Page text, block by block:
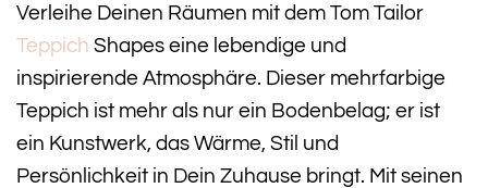
Verleihe Deinen Räumen mit dem Tom Tailor
Teppich Shapes eine lebendige und
inspirierende Atmosphäre. Dieser mehrfarbige
Teppich ist mehr als nur ein Bodenbelag; er ist
ein Kunstwerk, das Wärme, Stil und
Persönlichkeit in Dein Zuhause bringt. Mit seinen